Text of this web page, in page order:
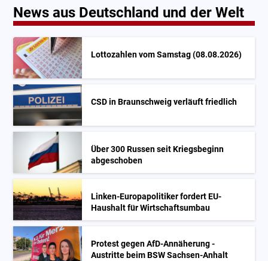
News aus Deutschland und der Welt
Lottozahlen vom Samstag (08.08.2026)
CSD in Braunschweig verläuft friedlich
Über 300 Russen seit Kriegsbeginn
abgeschoben
Linken-Europapolitiker fordert EU-
Haushalt für Wirtschaftsumbau
Protest gegen AfD-Annäherung -
Austritte beim BSW Sachsen-Anhalt